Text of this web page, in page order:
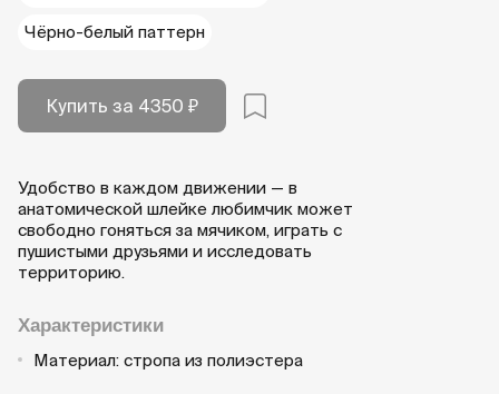
Чёрно-белый паттерн
Купить за 4350 ₽
Удобство в каждом движении — в
анатомической шлейке любимчик может
свободно гоняться за мячиком, играть с
пушистыми друзьями и исследовать
территорию.
Характеристики
Материал: стропа из полиэстера